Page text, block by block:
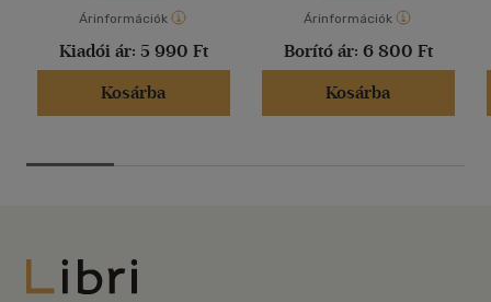
Árinformációk
Kiadói ár: 5 990 Ft
Kosárba
Árinformációk
Borító ár: 6 800 Ft
Kosárba
Libri